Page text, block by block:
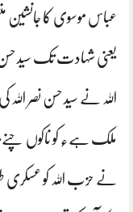
یعنی شہادت تک سید
اللہ نے سید حسن نصر
نے حزب اللہ کو عسکری